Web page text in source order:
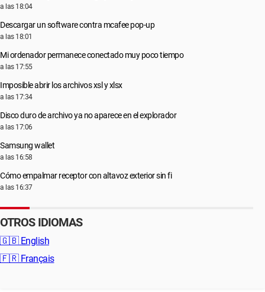
a las 18:04
Descargar un software contra mcafee pop-up
a las 18:01
Mi ordenador permanece conectado muy poco tiempo
a las 17:55
Imposible abrir los archivos xsl y xlsx
a las 17:34
Disco duro de archivo ya no aparece en el explorador
a las 17:06
Samsung wallet
a las 16:58
Cómo empalmar receptor con altavoz exterior sin fi
a las 16:37
OTROS IDIOMAS
🇬🇧 English
🇫🇷 Français